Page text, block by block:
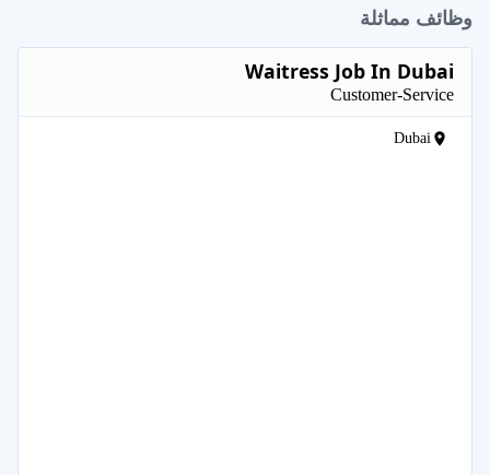
وظائف مماثلة
Waitress Job In Dubai
Customer-Service
Dubai